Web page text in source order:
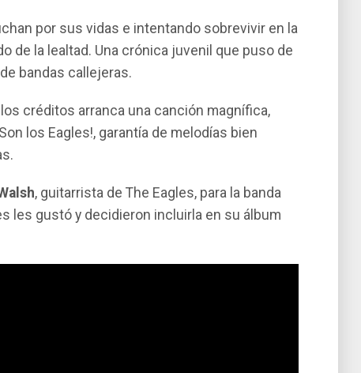
por sus vidas e intentando sobrevivir en la
de la lealtad. Una crónica juvenil que puso de
bandas callejeras.
créditos arranca una canción magní­fica,
los Eagles!, garantí­a de melodí­as bien
, guitarrista de The Eagles, para la banda
les gustó y decidieron incluirla en su álbum